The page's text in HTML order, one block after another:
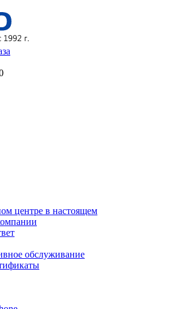
центре в настоящем
обслуживание